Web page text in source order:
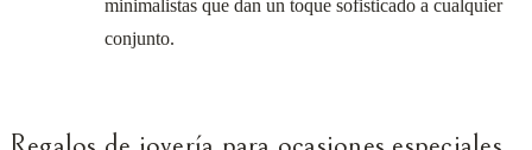
minimalistas que dan un toque sofisticado a cualquier
conjunto.